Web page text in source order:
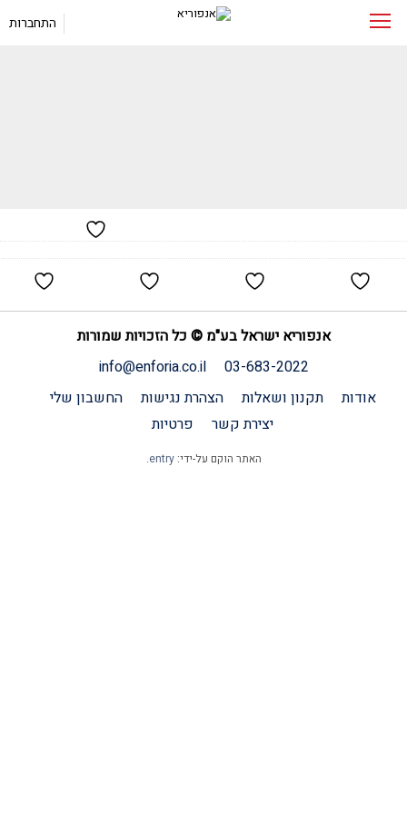
התחברות
אנפוריא ישראל בע"מ © כל הזכויות שמורות
03-683-2022
info@enforia.co.il
אודות
תקנון ושאלות הצהרת נגישות
החשבון שלי
יצירת קשר
פרטיות
האתר הוקם על-ידי:entry
.